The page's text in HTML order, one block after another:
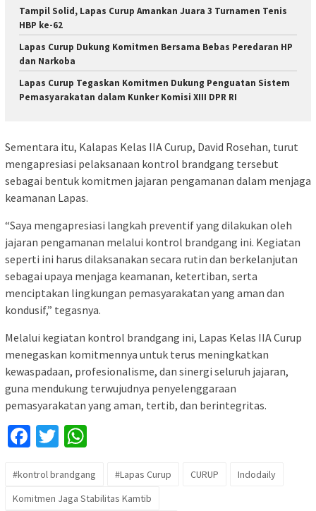
Tampil Solid, Lapas Curup Amankan Juara 3 Turnamen Tenis
HBP ke-62
Lapas Curup Dukung Komitmen Bersama Bebas Peredaran HP
dan Narkoba
Lapas Curup Tegaskan Komitmen Dukung Penguatan Sistem
Pemasyarakatan dalam Kunker Komisi XIII DPR RI
Sementara itu, Kalapas Kelas IIA Curup, David Rosehan, turut
mengapresiasi pelaksanaan kontrol brandgang tersebut
sebagai bentuk komitmen jajaran pengamanan dalam menjaga
keamanan Lapas.
“Saya mengapresiasi langkah preventif yang dilakukan oleh
jajaran pengamanan melalui kontrol brandgang ini. Kegiatan
seperti ini harus dilaksanakan secara rutin dan berkelanjutan
sebagai upaya menjaga keamanan, ketertiban, serta
menciptakan lingkungan pemasyarakatan yang aman dan
kondusif,” tegasnya.
Melalui kegiatan kontrol brandgang ini, Lapas Kelas IIA Curup
menegaskan komitmennya untuk terus meningkatkan
kewaspadaan, profesionalisme, dan sinergi seluruh jajaran,
guna mendukung terwujudnya penyelenggaraan
pemasyarakatan yang aman, tertib, dan berintegritas.
Facebook
Twitter
#kontrol brandgang #Lapas Curup CURUP
Indodaily
Komitmen Jaga Stabilitas Kamtib